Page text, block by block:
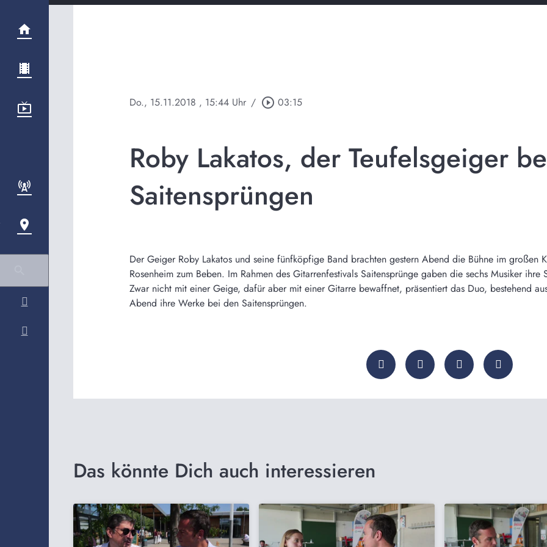
Do., 15.11.2018 , 15:44 Uhr / play_circle_outline 03:15
Roby Lakatos, der Teufelsgeiger
Saitensprüngen
Der Geiger Roby Lakatos und seine fünfköpfige Band brachten gestern Abend die Bühne im großen
Rosenheim zum Beben. Im Rahmen des Gitarrenfestivals Saitensprünge gaben die sechs Musiker ihre
Zwar nicht mit einer Geige, dafür aber mit einer Gitarre bewaffnet, präsentiert das Duo, bestehend
Abend ihre Werke bei den Saitensprüngen.
Das könnte Dich auch interessieren